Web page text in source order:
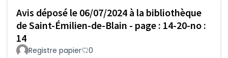
Avis déposé le 06/07/2024 à la bibliothèque
de Saint-Émilien-de-Blain - page : 14-20-no :
14
Registre papier 0